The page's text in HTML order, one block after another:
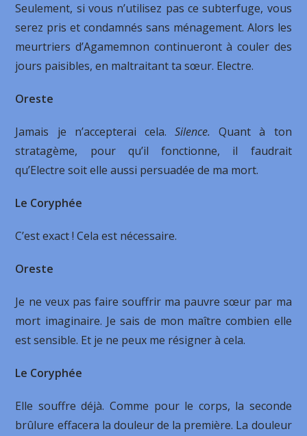
Seulement, si vous n’utilisez pas ce subterfuge, vous
serez pris et condamnés sans mé­nagement. Alors les
meurtriers d’Agamemnon continueront à couler des
jours paisibles, en maltraitant ta sœur. Electre.
Oreste
Jamais je n’accepterai cela.Silence.Quant à ton
stratagème, pour qu’il fonctionne, il faudrait
qu’Electre soit elle aussi persuadée de ma mort.
Le Coryphée
C’est exact ! Cela est nécessaire.
Oreste
Je ne veux pas faire souffrir ma pauvre sœur par ma
mort imaginaire. Je sais de mon maître combien elle
est sensible. Et je ne peux me résigner à cela.
Le Coryphée
Elle souffre déjà. Comme pour le corps, la seconde
brûlure effacera la douleur de la première. La douleur